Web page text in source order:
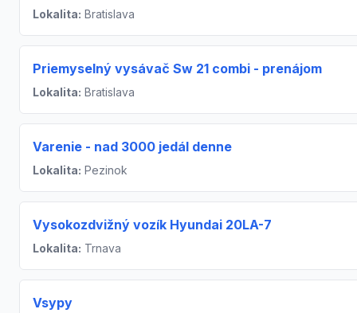
Lokalita: Bratislava
Priemyselný vysávač Sw 21 combi - prenájom
Lokalita: Bratislava
Varenie - nad 3000 jedál denne
Lokalita: Pezinok
Vysokozdvižný vozík Hyundai 20LA-7
Lokalita: Trnava
Vsypy